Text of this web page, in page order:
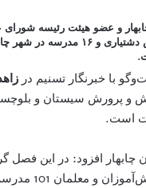
و عضو هیئت رئیسه شورای
گفت: ۸۵ مدرسه در بخش دشتیاری و ۱۶
با خبرنگار تسنیم در
پرورش سیستان و
است.
افزود: در این فصل
آب و هوایی چابهار